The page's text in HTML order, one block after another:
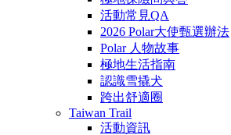
活動常見QA
2026 Polar大使甄選辦法
Polar 人物故事
極地生活指南
認識雪撬犬
跨出舒適圈
Taiwan Trail
活動資訊